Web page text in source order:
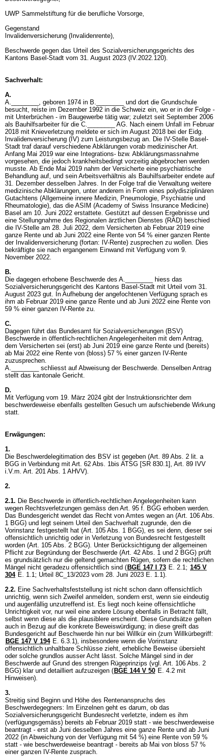
UWP Sammelstiftung für die berufliche Vorsorge,
Gegenstand
Invalidenversicherung (Invalidenrente),
Beschwerde gegen das Urteil des Sozialversicherungsgerichts des
Kantons Basel-Stadt vom 31. August 2023 (IV.2022.120).
Sachverhalt:
A.
A.________, geboren 1974 in B.________ und dort die Grundschule
besucht, reiste im Dezember 1992 in die Schweiz ein, wo er in der Folge -
mit Unterbrüchen - im Baugewerbe tätig war; zuletzt seit September 2006
als Bauhilfsarbeiter für die C.________ AG. Nach einem Unfall im Februar
2018 mit Knieverletzung meldete er sich im August 2018 bei der Eidg.
Invalidenversicherung (IV) zum Leistungsbezug an. Die IV-Stelle Basel-
Stadt traf darauf verschiedene Abklärungen vorab medizinischer Art.
Anfang Mai 2019 war eine Integrations- bzw. Abklärungsmassnahme
vorgesehen, die jedoch krankheitsbedingt vorzeitig abgebrochen werden
musste. Ab Ende Mai 2019 nahm der Versicherte eine psychiatrische
Behandlung auf, und sein Arbeitsverhältnis als Bauhilfsarbeiter endete auf
31. Dezember desselben Jahres. In der Folge traf die Verwaltung weitere
medizinische Abklärungen, unter anderem in Form eines polydisziplinären
Gutachtens (Allgemeine innere Medizin, Pneumologie, Psychiatrie und
Rheumatologie), das die ASIM (Academy of Swiss Insurance Medicine)
Basel am 10. Juni 2022 erstattete. Gestützt auf dessen Ergebnisse und
eine Stellungnahme des Regionalen ärztlichen Dienstes (RAD) beschied
die IV-Stelle am 28. Juli 2022, dem Versicherten ab Februar 2019 eine
ganze Rente und ab Juni 2022 eine Rente von 54 % einer ganzen Rente
der Invalidenversicherung (fortan: IV-Rente) zusprechen zu wollen. Dies
bekräftigte sie nach ergangenem Einwand mit Verfügung vom 9.
November 2022.
B.
Die dagegen erhobene Beschwerde des A.________ hiess das
Sozialversicherungsgericht des Kantons Basel-Stadt mit Urteil vom 31.
August 2023 gut. In Aufhebung der angefochtenen Verfügung sprach es
ihm ab Februar 2019 eine ganze Rente und ab Juni 2022 eine Rente von
59 % einer ganzen IV-Rente zu.
C.
Dagegen führt das Bundesamt für Sozialversicherungen (BSV)
Beschwerde in öffentlich-rechtlichen Angelegenheiten mit dem Antrag,
dem Versicherten sei (erst) ab Juni 2019 eine ganze Rente und (bereits)
ab Mai 2022 eine Rente von (bloss) 57 % einer ganzen IV-Rente
zuzusprechen.
A.________ schliesst auf Abweisung der Beschwerde. Denselben Antrag
stellt das kantonale Gericht.
D.
Mit Verfügung vom 19. März 2024 gibt der Instruktionsrichter dem
beschwerdeweise ebenfalls gestellten Gesuch um aufschiebende Wirkung
statt.
Erwägungen:
1.
Die Beschwerdelegitimation des BSV ist gegeben (Art. 89 Abs. 2 lit. a
BGG in Verbindung mit Art. 62 Abs. 1bis ATSG [SR 830.1], Art. 89 IVV
i.V.m. Art. 201 Abs. 1 AHVV).
2.
2.1. Die Beschwerde in öffentlich-rechtlichen Angelegenheiten kann
wegen Rechtsverletzungen gemäss den Art. 95 f. BGG erhoben werden.
Das Bundesgericht wendet das Recht von Amtes wegen an (Art. 106 Abs.
1 BGG) und legt seinem Urteil den Sachverhalt zugrunde, den die
Vorinstanz festgestellt hat (Art. 105 Abs. 1 BGG), es sei denn, dieser sei
offensichtlich unrichtig oder in Verletzung von Bundesrecht festgestellt
worden (Art. 105 Abs. 2 BGG). Unter Berücksichtigung der allgemeinen
Pflicht zur Begründung der Beschwerde (Art. 42 Abs. 1 und 2 BGG) prüft
es grundsätzlich nur die geltend gemachten Rügen, sofern die rechtlichen
Mängel nicht geradezu offensichtlich sind ( BGE 147 I 73 E. 2.1; 145 V
304 E. 1.1; Urteil 8C_13/2023 vom 28. Juni 2023 E. 1.1).
2.2. Eine Sachverhaltsfeststellung ist nicht schon dann offensichtlich
unrichtig, wenn sich Zweifel anmelden, sondern erst, wenn sie eindeutig
und augenfällig unzutreffend ist. Es liegt noch keine offensichtliche
Unrichtigkeit vor, nur weil eine andere Lösung ebenfalls in Betracht fällt,
selbst wenn diese als die plausiblere erscheint. Diese Grundsätze gelten
auch in Bezug auf die konkrete Beweiswürdigung; in diese greift das
Bundesgericht auf Beschwerde hin nur bei Willkür ein (zum Willkürbegriff:
BGE 147 V 194 E. 6.3.1), insbesondere wenn die Vorinstanz
offensichtlich unhaltbare Schlüsse zieht, erhebliche Beweise übersieht
oder solche grundlos ausser Acht lässt. Solche Mängel sind in der
Beschwerde auf Grund des strengen Rügeprinzips (vgl. Art. 106 Abs. 2
BGG) klar und detailliert aufzuzeigen ( BGE 144 V 50 E. 4.2 mit
Hinweisen).
3.
Streitig sind Beginn und Höhe des Rentenanspruchs des
Beschwerdegegners: Im Einzelnen geht es darum, ob das
Sozialversicherungsgericht Bundesrecht verletzte, indem es ihm
(verfügungsgemäss) bereits ab Februar 2019 statt - wie beschwerdeweise
beantragt - erst ab Juni desselben Jahres eine ganze Rente und ab Juni
2022 (in Abweichung von der Verfügung mit 54 %) eine Rente von 59 %
statt - wie beschwerdeweise beantragt - bereits ab Mai von bloss 57 %
einer ganzen IV-Rente zusprach.